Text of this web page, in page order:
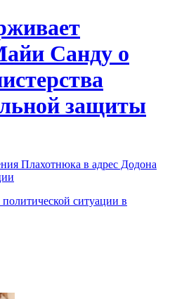
Санду о
защиты
Плахотнюка в адрес Додона
ситуации в